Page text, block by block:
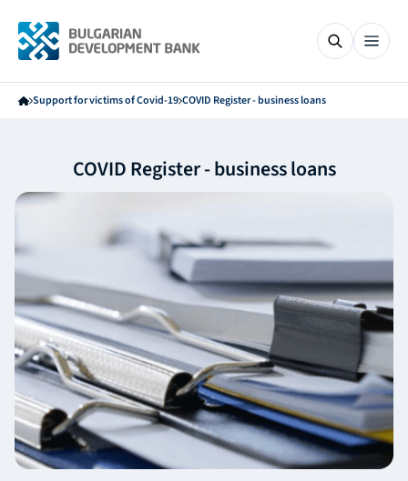
Support for victims of Covid-19 COVID Register - business loans
COVID Register - business loans